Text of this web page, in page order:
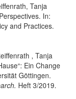
Tanja
In:
and Practices.
, Tanja
Ein Change
Göttingen.
Heft 3/2019.